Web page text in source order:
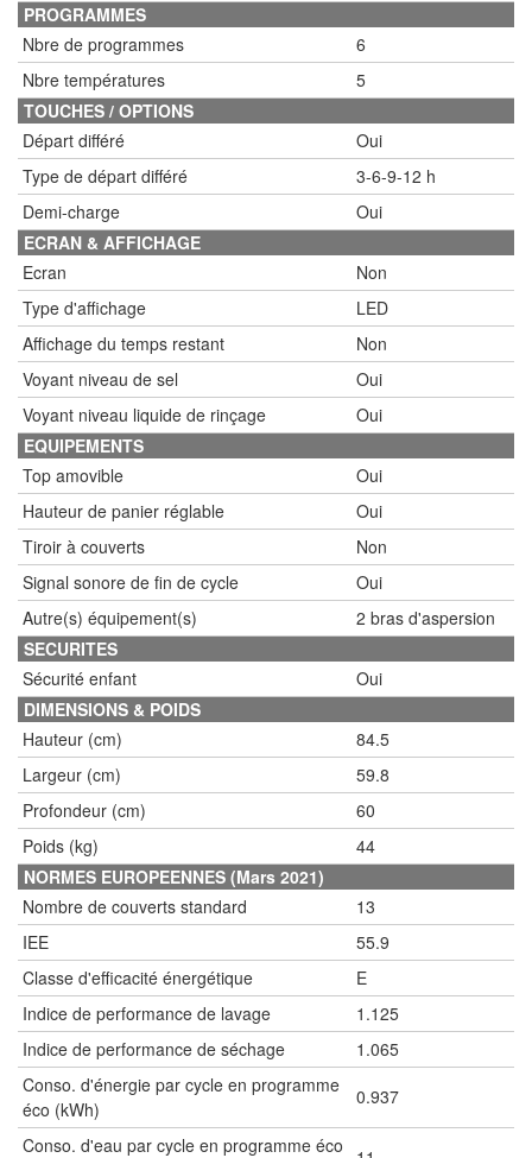
PROGRAMMES
Nbre de programmes
6
Nbre températures
5
TOUCHES / OPTIONS
Départ différé
Oui
Type de départ différé
3-6-9-12 h
Demi-charge
Oui
ECRAN & AFFICHAGE
Ecran
Non
Type d'affichage
LED
Affichage du temps restant
Non
Voyant niveau de sel
Oui
Voyant niveau liquide de rinçage
Oui
EQUIPEMENTS
Top amovible
Oui
Hauteur de panier réglable
Oui
Tiroir à couverts
Non
Signal sonore de fin de cycle
Oui
Autre(s) équipement(s)
2 bras d'aspersion
SECURITES
Sécurité enfant
Oui
DIMENSIONS & POIDS
Hauteur (cm)
84.5
Largeur (cm)
59.8
Profondeur (cm)
60
Poids (kg)
44
NORMES EUROPEENNES (Mars 2021)
Nombre de couverts standard
13
IEE
55.9
Classe d'efficacité énergétique
E
Indice de performance de lavage
1.125
Indice de performance de séchage
1.065
Conso. d'énergie par cycle en programme
éco (kWh)
0.937
Conso. d'eau par cycle en programme éco